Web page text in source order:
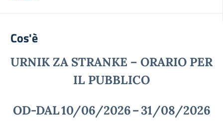
Cos'è
URNIK ZA STRANKE – ORARIO PER
IL PUBBLICO
OD-DAL10/06/2026–31/08/2026